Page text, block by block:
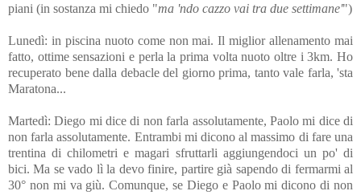
piani (in sostanza mi chiedo "ma 'ndo cazzo vai tra due settimane'")
Lunedì: in piscina nuoto come non mai. Il miglior allenamento mai
fatto, ottime sensazioni e perla la prima volta nuoto oltre i 3km. Ho
recuperato bene dalla debacle del giorno prima, tanto vale farla, 'sta
Maratona...
Martedì: Diego mi dice di non farla assolutamente, Paolo mi dice di
non farla assolutamente. Entrambi mi dicono al massimo di fare una
trentina di chilometri e magari sfruttarli aggiungendoci un po' di
bici. Ma se vado lì la devo finire, partire già sapendo di fermarmi al
30° non mi va giù. Comunque, se Diego e Paolo mi dicono di non